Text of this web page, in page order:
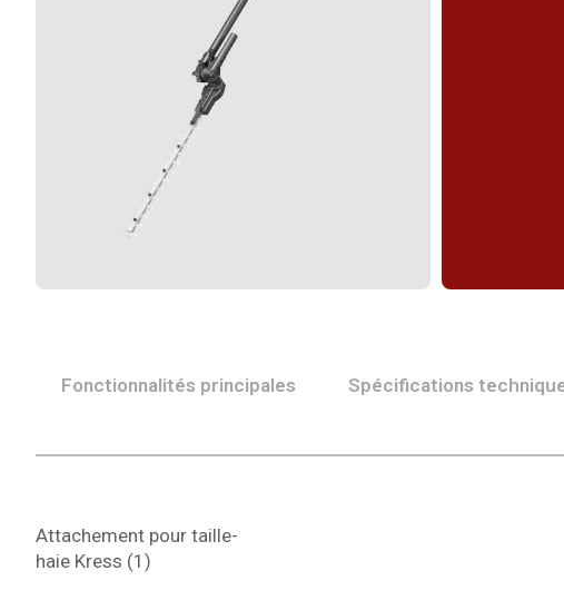
Fonctionnalités principales Spécifications
Attachement pour taille-
haie Kress (1)